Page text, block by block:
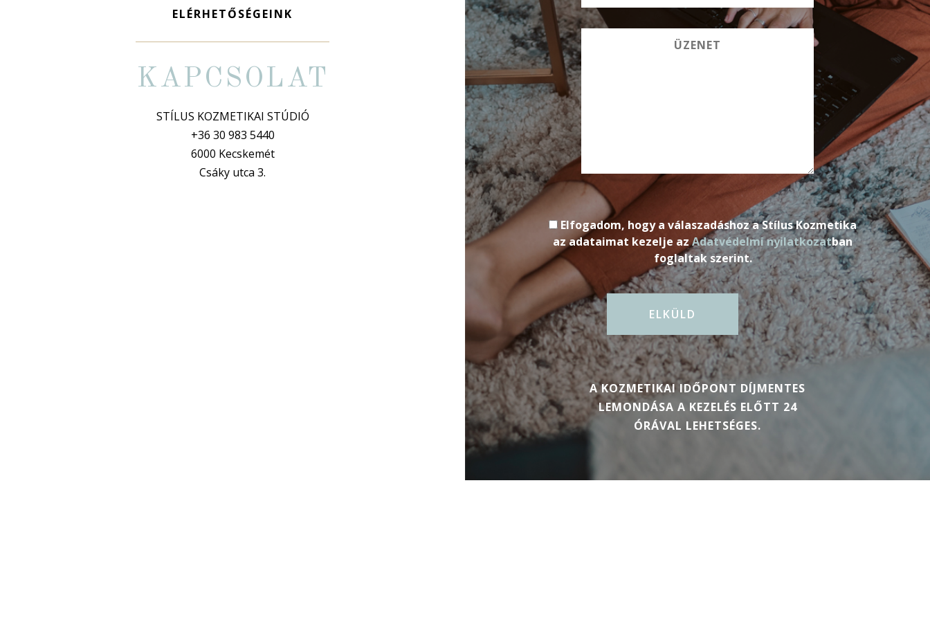
ELÉRHETŐSÉGEINK
KAPCSOLAT
STÍLUS KOZMETIKAI STÚDIÓ
+36 30 983 5440
6000 Kecskemét
Csáky utca 3.
Elfogadom, hogy a válaszadáshoz a Stílus Kozmetika
az adataimat kezelje azAdatvédelmi nyilatkozatban
foglaltak szerint.
A KOZMETIKAI IDŐPONT DÍJMENTES
LEMONDÁSA A KEZELÉS ELŐTT 24
ÓRÁVAL LEHETSÉGES.